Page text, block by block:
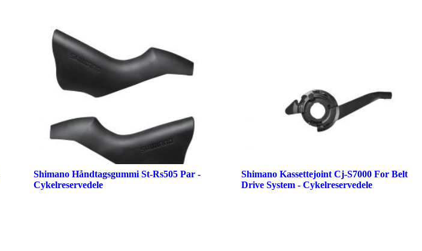
Shimano Håndtagsgummi St-Rs505 Par -
Cykelreservedele
Shimano Kassettejoint Cj-S7000 For Belt
Drive System - Cykelreservedele